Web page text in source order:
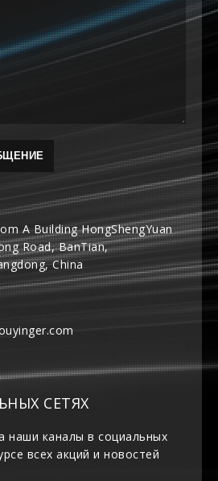
A Building HongShengYuan
Road, BanTian,
China
СЕТЯХ
наши каналы в социальных
всех акций и новостей